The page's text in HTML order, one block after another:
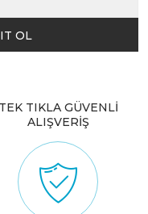
OL
TEK TIKLA GÜVENLİ
ALIŞVERİŞ